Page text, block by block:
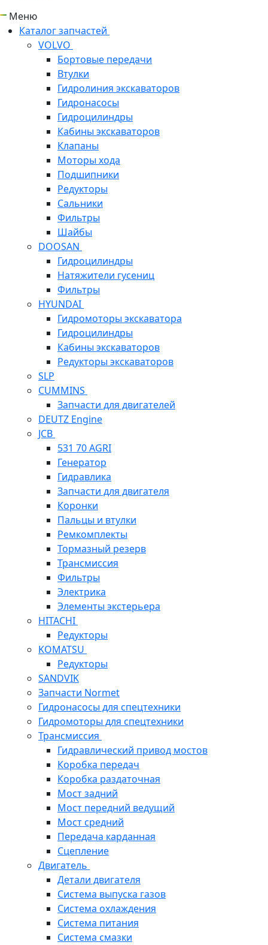
Меню
Каталог запчастей
VOLVO
Бортовые передачи
Втулки
Гидролиния экскаваторов
Гидронасосы
Гидроцилиндры
Кабины экскаваторов
Клапаны
Моторы хода
Подшипники
Редукторы
Сальники
Фильтры
Шайбы
DOOSAN
Гидроцилиндры
Натяжители гусениц
Фильтры
HYUNDAI
Гидромоторы экскаватора
Гидроцилиндры
Кабины экскаваторов
Редукторы экскаваторов
SLP
CUMMINS
Запчасти для двигателей
DEUTZ Engine
JCB
531 70 AGRI
Генератор
Гидравлика
Запчасти для двигателя
Коронки
Пальцы и втулки
Ремкомплекты
Тормазный резерв
Трансмиссия
Фильтры
Электрика
Элементы экстерьера
HITACHI
Редукторы
KOMATSU
Редукторы
SANDVIK
Запчасти Normet
Гидронасосы для спецтехники
Гидромоторы для спецтехники
Трансмиссия
Гидравлический привод мостов
Коробка передач
Коробка раздаточная
Мост задний
Мост передний ведущий
Мост средний
Передача карданная
Сцепление
Двигатель
Детали двигателя
Система выпуска газов
Система охлаждения
Система питания
Система смазки